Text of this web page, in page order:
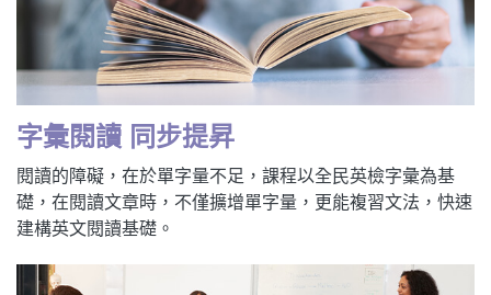
字彙閱讀 同步提昇
閱讀的障礙，在於單字量不足，課程以全民英檢字彙為基
礎，在閱讀文章時，不僅擴增單字量，更能複習文法，快速
建構英文閱讀基礎。